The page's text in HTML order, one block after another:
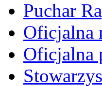
Puchar
Oficjalna
Oficjalna